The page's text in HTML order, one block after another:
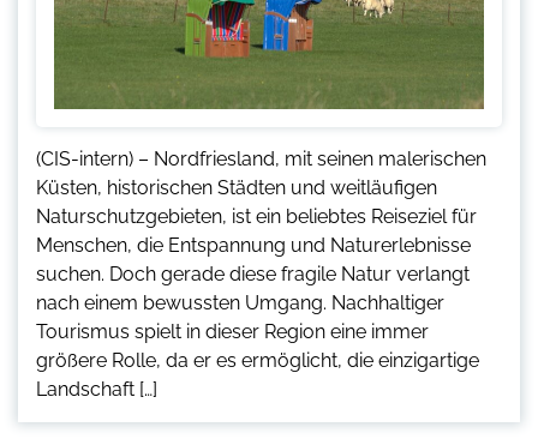
(CIS-intern) – Nordfriesland, mit seinen malerischen
Küsten, historischen Städten und weitläufigen
Naturschutzgebieten, ist ein beliebtes Reiseziel für
Menschen, die Entspannung und Naturerlebnisse
suchen. Doch gerade diese fragile Natur verlangt
nach einem bewussten Umgang. Nachhaltiger
Tourismus spielt in dieser Region eine immer
größere Rolle, da er es ermöglicht, die einzigartige
Landschaft […]